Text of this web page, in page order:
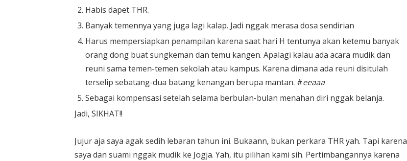
Habis dapet THR.
Banyak temennya yang juga lagi kalap. Jadi nggak merasa dosa sendirian
Harus mempersiapkan penampilan karena saat hari H tentunya akan ketemu banyak
orang dong buat sungkeman dan temu kangen. Apalagi kalau ada acara mudik dan
reuni sama temen-temen sekolah atau kampus. Karena dimana ada reuni disitulah
terselip sebatang-dua batang kenangan berupa mantan. #eeaaa
Sebagai kompensasi setelah selama berbulan-bulan menahan diri nggak belanja.
Jadi, SIKHAT!!
Jujur aja saya agak sedih lebaran tahun ini. Bukaann, bukan perkara THR yah. Tapi karena
saya dan suami nggak mudik ke Jogja. Yah, itu pilihan kami sih. Pertimbangannya karena